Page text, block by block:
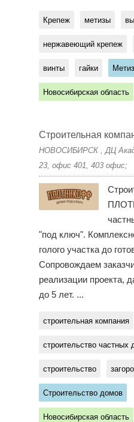
Крепеж метизы
нержавеющий крепеж
винты гайки
Новосибирская область
Строительная
НОВОСИБИРСК , ДЦ
23, офис 401, 403 офис;
"под ключ".
голого участка до
Сопровождаем
реализации проекта,
до 5 лет. ...
строительная компания
строительство частных
строительство
Строительство домов
Новосибирская область